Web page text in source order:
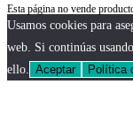
Esta página no vende
Usamos cookies para
web. Si continúas
ello. Aceptar Política